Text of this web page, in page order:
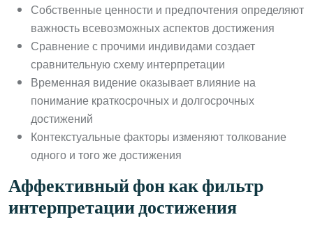
Собственные ценности и предпочтения определяют
важность всевозможных аспектов достижения
Сравнение с прочими индивидами создает
сравнительную схему интерпретации
Временная видение оказывает влияние на
понимание краткосрочных и долгосрочных
достижений
Контекстуальные факторы изменяют толкование
одного и того же достижения
Аффективный фон как фильтр
интерпретации достижения